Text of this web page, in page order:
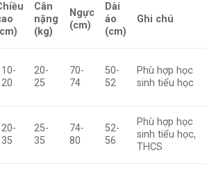
Cân
nặng
(kg)
Ngực
(cm)
Dài
áo
(cm)
Ghi chú
20-
25
70-
74
50-
52
Phù hợp học
sinh tiểu học
25-
35
74-
80
52-
56
Phù hợp học
sinh tiểu học,
THCS